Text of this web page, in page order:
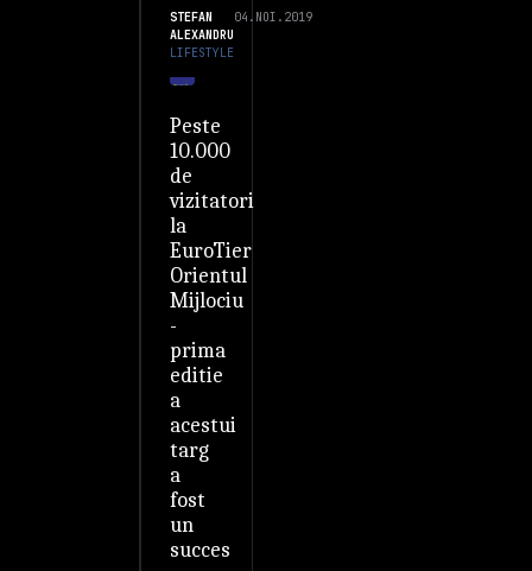
STEFAN
ALEXANDRU
04.NOI.2019
LIFESTYLE
Peste
10.000
de
vizitatori
la
EuroTier
Orientul
Mijlociu
-
prima
editie
a
acestui
targ
a
fost
un
succes